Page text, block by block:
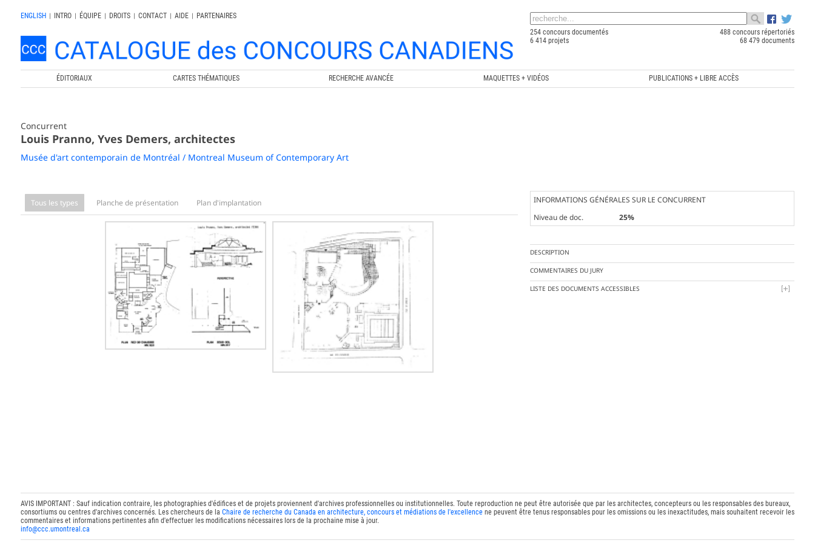
ENGLISH | INTRO | ÉQUIPE | DROITS | CONTACT | AIDE |
PARTENAIRES
254 concours documentés
488 concours répertoriés
6 414 projets
68 479 documents
ÉDITORIAUX CARTES THÉMATIQUES RECHERCHE AVANCÉE MAQUETTES + VIDÉOS PUBLICATIONS + LIBRE ACCÈS
Concurrent
Louis Pranno, Yves Demers, architectes
Musée d'art contemporain de Montréal / Montreal Museum of Contemporary Art
Tous les types Planche de présentation Plan d'implantation
INFORMATIONS GÉNÉRALES SUR LE CONCURRENT
Niveau de doc.
25%
DESCRIPTION
COMMENTAIRES DU JURY
LISTE DES DOCUMENTS ACCESSIBLES
AVIS IMPORTANT : Sauf indication contraire, les photographies d'édifices et de projets proviennent d'archives professionnelles ou institutionnelles. Toute reproduction ne peut être autorisée que par les architectes, concepteurs ou les responsables des bureaux,
consortiums ou centres d'archives concernés. Les chercheurs de la Chaire de recherche du Canada en architecture, concours et médiations de l'excellencene peuvent être tenus responsables pour les omissions ou les inexactitudes, mais souhaitent recevoir les
commentaires et informations pertinentes afin d'effectuer les modifications nécessaires lors de la prochaine mise à jour.
info@ccc.umontreal.ca